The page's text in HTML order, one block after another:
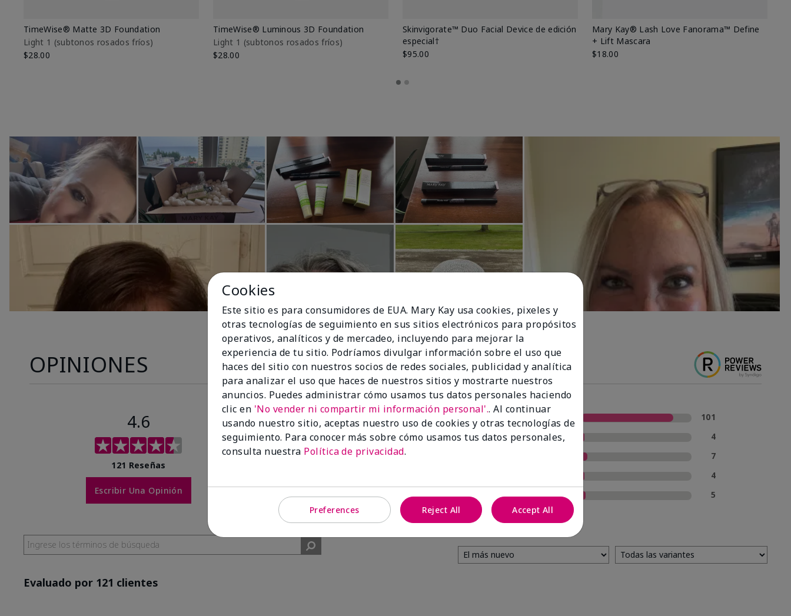
TimeWise® Matte 3D Foundation
Light 1​ (subtonos rosados fríos)
$28.00
TimeWise® Luminous 3D Foundation
Light 1​ (subtonos rosados fríos)
$28.00
Skinvigorate™ Duo Facial Device de edición
especial†
$95.00
Mary Kay® Lash Love Fanorama™ Define
+ Lift Mascara
$18.00
OPINIONES
4.6
121 Reseñas
Escribir Una Opinión
91%
amigo.
101
4 estrellas
4
7
4
1 estrella
5
Evaluado por 121 clientes
Cookies
Este sitio es para consumidores de EUA. Mary Kay usa cookies, pixeles y
otras tecnologías de seguimiento en sus sitios electrónicos para propósitos
operativos, analíticos y de mercadeo, incluyendo para mejorar la
experiencia de tu sitio. Podríamos divulgar información sobre el uso que
haces del sitio con nuestros socios de redes sociales, publicidad y analítica
para analizar el uso que haces de nuestros sitios y mostrarte nuestros
anuncios. Puedes administrar cómo usamos tus datos personales haciendo
clic en 'No vender ni compartir mi información personal'.. Al continuar
usando nuestro sitio, aceptas nuestro uso de cookies y otras tecnologías de
seguimiento. Para conocer más sobre cómo usamos tus datos personales,
consulta nuestra Política de privacidad.
Preferences Reject All Accept All